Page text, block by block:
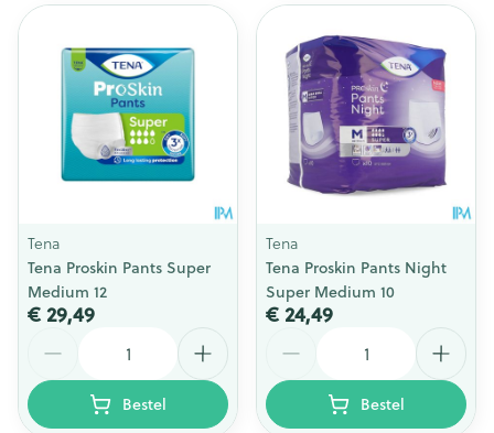
Tena
Tena Proskin Pants Super
Medium 12
€ 29,49
Bestel
Tena
Tena Proskin Pants Night
Super Medium 10
€ 24,49
Bestel